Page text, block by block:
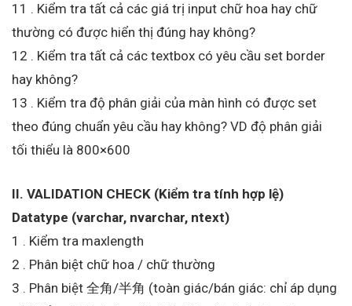
11 . Kiểm tra tất cả các giá trị input chữ hoa hay chữ
thường có được hiển thị đúng hay không?
12 . Kiểm tra tất cả các textbox có yêu cầu set border
hay không?
13 . Kiểm tra độ phân giải của màn hình có được set
theo đúng chuẩn yêu cầu hay không? VD độ phân giải
tối thiểu là 800×600
II. VALIDATION CHECK (Kiểm tra tính hợp lệ)
Datatype (varchar, nvarchar, ntext)
1 . Kiểm tra maxlength
2 . Phân biệt chữ hoa / chữ thường
3 . Phân biệt 全角/半角 (toàn giác/bán giác: chỉ áp dụng